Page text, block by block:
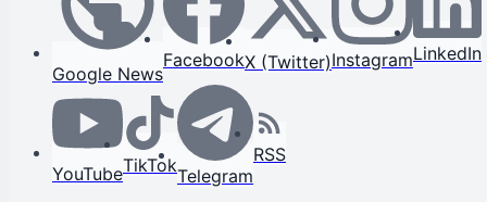
Google News
FacebookX (Twitter)InstagramLinkedIn
YouTubeTikTokTelegram
RSS